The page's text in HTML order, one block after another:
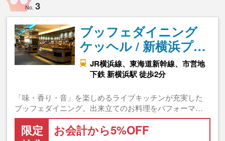
No.3
ブッフェダイニング
ケッヘル / 新横浜プ…
JR横浜線、東海道新幹線、市営地
下鉄 新横浜駅 徒歩2分
「味・香り・音」を楽しめるライブキッチンが充実した
ブッフェダイニング。出来立てのお料理をパフォーマ…
限定
お会計から5%OFF